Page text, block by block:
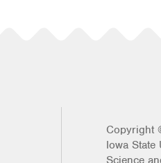
Copyright
Iowa State
Science